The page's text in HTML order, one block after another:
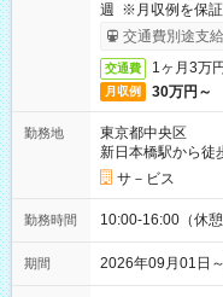
週 ※月収例を保証
ービス利用可（利
交通費別途支
交通費 1ヶ月3万
月収例 30万円～
勤務地
東京都中央区
新日本橋駅から徒
サ－ビス
勤務時間 10:00-16:00（休
期間 2026年09月01日